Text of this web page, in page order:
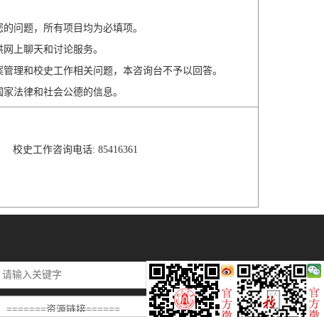
问题，所有项目均为必填项。
上聊天和讨论服务。
理和校史工作相关问题，本咨询台不予以回答。
法律和社会公德的信息。
史工作咨询电话: 85416361